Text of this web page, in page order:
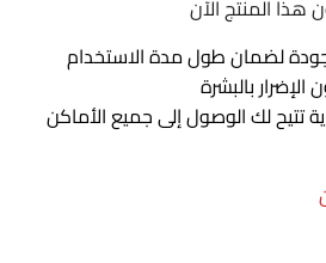
لضمان طول مدة الاستخدام
بالبشرة
تتيح لك الوصول إلى جميع الأماكن